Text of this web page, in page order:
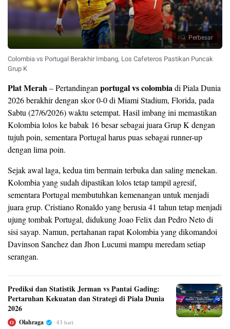
Perbesar
Colombia vs Portugal Berakhir Imbang, Los Cafeteros Pastikan Puncak
Grup K
Plat Merah– Pertandingan portugal vs colombiadi Piala Dunia
2026 berakhir dengan skor 0-0 di Miami Stadium, Florida, pada
Sabtu (27/6/2026) waktu setempat. Hasil imbang ini memastikan
Kolombia lolos ke babak 16 besar sebagai juara Grup K dengan
tujuh poin, sementara Portugal harus puas sebagai runner-up
dengan lima poin.
Sejak awal laga, kedua tim bermain terbuka dan saling menekan.
Kolombia yang sudah dipastikan lolos tetap tampil agresif,
sementara Portugal membutuhkan kemenangan untuk menjadi
juara grup. Cristiano Ronaldo yang berusia 41 tahun tetap menjadi
ujung tombak Portugal, didukung Joao Felix dan Pedro Neto di
sisi sayap. Namun, pertahanan rapat Kolombia yang dikomandoi
Davinson Sanchez dan Jhon Lucumi mampu meredam setiap
serangan.
Prediksi dan Statistik Jerman vs Pantai Gading:
Pertaruhan Kekuatan dan Strategi di Piala Dunia
2026
O Olahraga 43 hari